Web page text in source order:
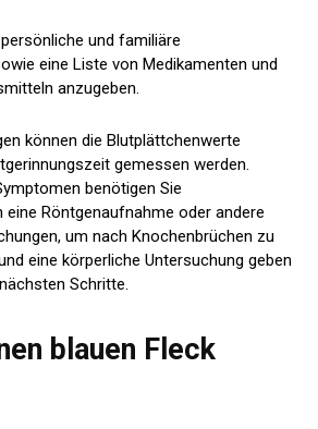
und familiäre
eine Liste von Medikamenten und
anzugeben.
können die Blutplättchenwerte
gemessen werden.
benötigen Sie
Röntgenaufnahme oder andere
um nach Knochenbrüchen zu
eine körperliche Untersuchung geben
Schritte.
blauen Fleck